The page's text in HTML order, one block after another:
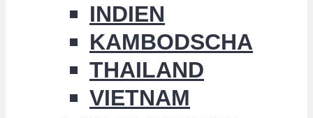
INDIEN
KAMBODSCHA
THAILAND
VIETNAM